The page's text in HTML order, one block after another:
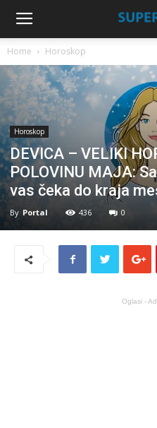
Home Horoskop
Horoskop
DEVICA – VELIKI
POLOVINU MAJA:
vas čeka do kraja
By Portal 436 0
Oglasi -